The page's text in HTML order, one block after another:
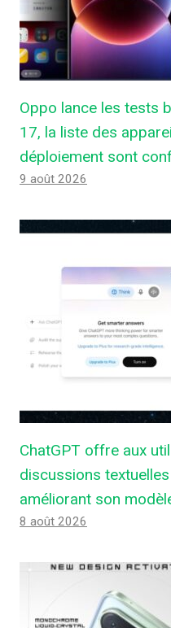
Oppo lance les tests
17, la liste des
déploiement sont
9 août 2026
ChatGPT offre aux
discussions
améliorant son
8 août 2026